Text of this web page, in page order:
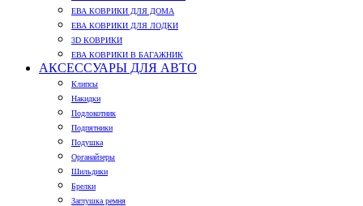
ЕВА КОВРИКИ ДЛЯ ДОМА
ЕВА КОВРИКИ ДЛЯ ЛОДКИ
3D КОВРИКИ
ЕВА КОВРИКИ В БАГАЖНИК
АКСЕССУАРЫ ДЛЯ АВТО
Клипсы
Накидки
Подлокотник
Подпятники
Подушка
Органайзеры
Шильдики
Брелки
Заглушка ремня